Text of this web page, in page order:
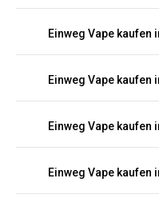
Einweg Vape kaufen
Einweg Vape
Einweg Vape kaufen
Einweg Vape kaufen